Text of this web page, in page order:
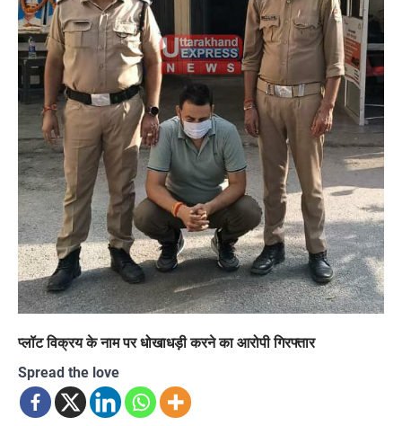
प्लॉट विक्रय के नाम पर धोखाधड़ी करने का आरोपी गिरफ्तार
Spread the love